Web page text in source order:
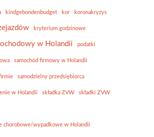
kindgebondenbudget kor koronakryzys
kryterium godzinowe
w Holandii podatki
samochód firmowy w Holandii
samodzielny przedsiębiorca
w Holandii składka ZVW składki ZVW
chorobowe/wypadkowe w Holandii